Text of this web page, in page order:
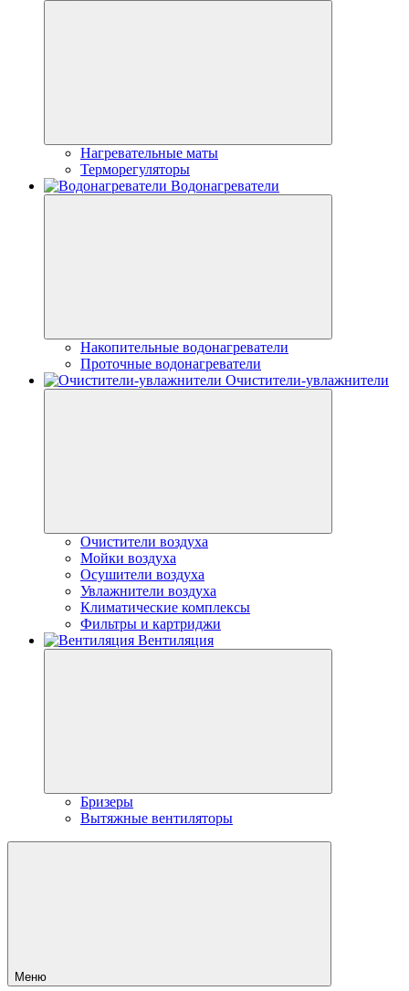
Нагревательные маты
Терморегуляторы
Водонагреватели
Накопительные водонагреватели
Проточные водонагреватели
Очистители-увлажнители
Очистители воздуха
Мойки воздуха
Осушители воздуха
Увлажнители воздуха
Климатические комплексы
Фильтры и картриджи
Вентиляция
Бризеры
Вытяжные вентиляторы
Меню